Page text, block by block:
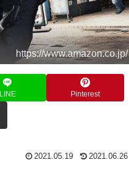
https://www.amazon.co.jp/
LINE Pinterest
2021.05.19 2021.06.26